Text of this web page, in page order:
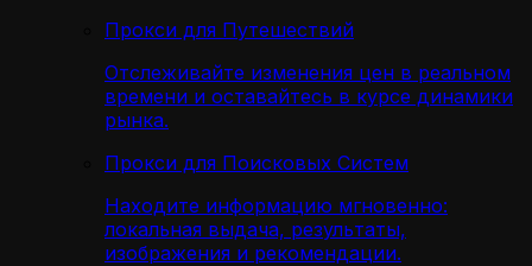
Прокси для Путешествий
Отслеживайте изменения цен в реальном
времени и оставайтесь в курсе динамики
рынка.
Прокси для Поисковых Систем
Находите информацию мгновенно:
локальная выдача, результаты,
изображения и рекомендации.